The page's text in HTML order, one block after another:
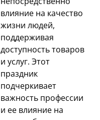
влияние на качество
жизни людей,
поддерживая
доступность товаров
и услуг. Этот
праздник
подчеркивает
важность профессии
и ее влияние на